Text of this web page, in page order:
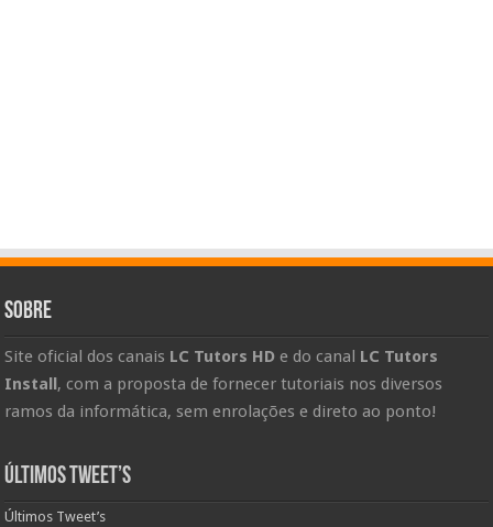
Sobre
Site oficial dos canais LC Tutors HD e do canal LC Tutors
Install, com a proposta de fornecer tutoriais nos diversos
ramos da informática, sem enrolações e direto ao ponto!
Últimos Tweet’s
Últimos Tweet’s